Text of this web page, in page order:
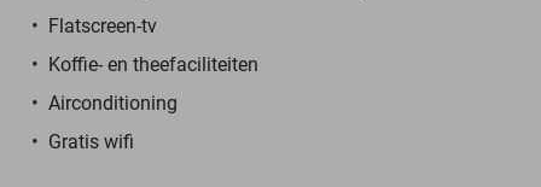
Flatscreen-tv
Koffie- en theefaciliteiten
Airconditioning
Gratis wifi